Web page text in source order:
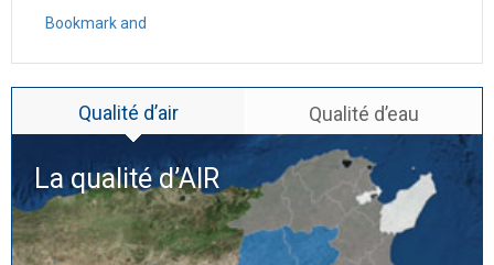
Qualité d’air Qualité d’eau
La qualité d’AIR